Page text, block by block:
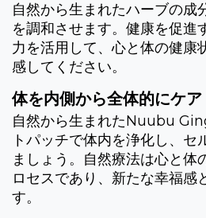
自然から生まれたハーブの成
を調和させます。健康を促進
力を活用して、心と体の健康
感してください。
体を内側から全体的にケア
自然から生まれたNuubu
トパッチで体内を浄化し、セ
ましょう。自然療法は心と体
ロセスであり、新たな幸福感
す。